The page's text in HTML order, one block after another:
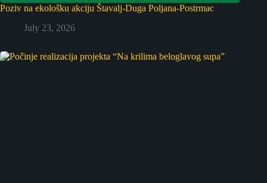
Poziv na ekološku akciju Štavalj-Duga Poljana-Postrmac
July 23, 2026